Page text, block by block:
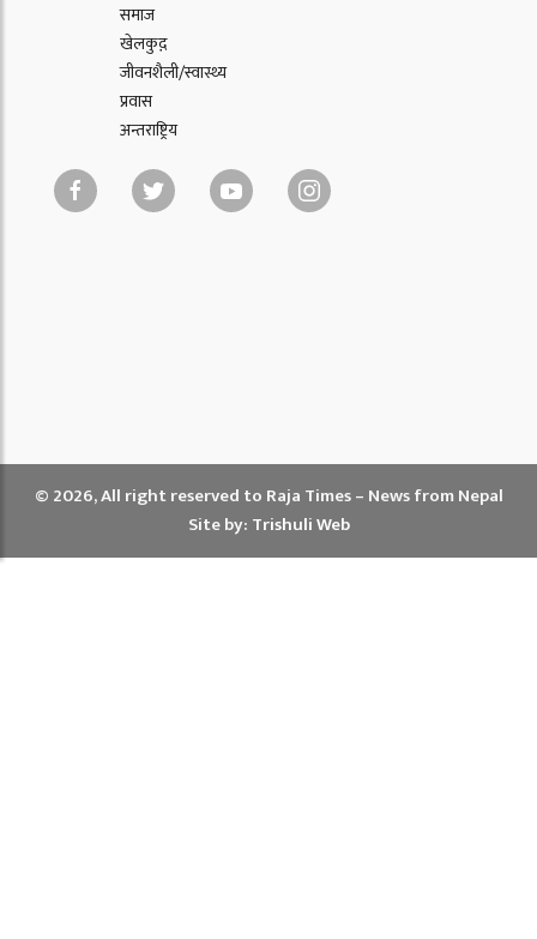
समाज
खेलकुद़़
जीवनशैली/स्वास्थ्य
प्रवास
अन्तराष्ट्रिय
© 2026, All right reserved to Raja Times – News from Nepal
Site by: Trishuli Web